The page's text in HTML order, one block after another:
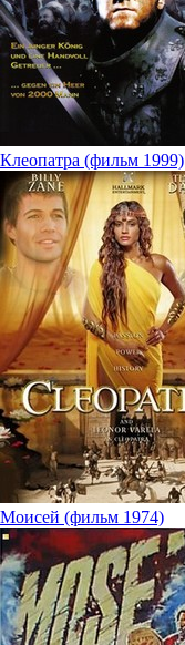
Клеопатра (фильм 1999)
Моисей (фильм 1974)